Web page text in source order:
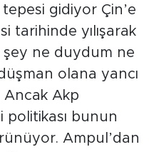
gidiyor Çin’e
tarihinde yılışarak
ne duydum ne
olana yancı
Ancak Akp
politikası bunun
Ampul’dan